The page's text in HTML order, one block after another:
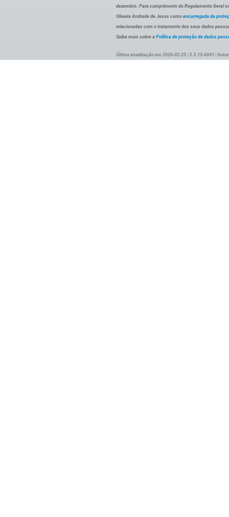
dezembro. Para cumprimento do Regulamento Geral
Oliveira Andrade de Jesus como encarregada da
relacionadas com o tratamento dos seus dados
Saiba mais sobre a Política de proteção de dados
Última atualização em 2026-02-25 | 3.3.15-6041 |